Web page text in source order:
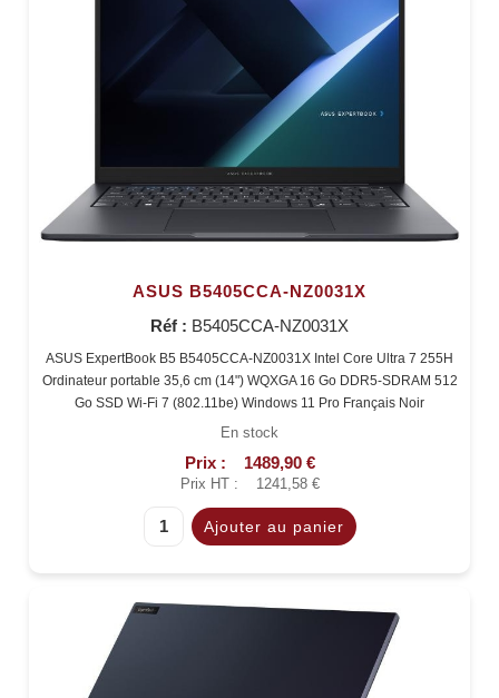
ASUS B5405CCA-NZ0031X
Réf : B5405CCA-NZ0031X
ASUS ExpertBook B5 B5405CCA-NZ0031X Intel Core Ultra 7 255H
Ordinateur portable 35,6 cm (14") WQXGA 16 Go DDR5-SDRAM 512
Go SSD Wi-Fi 7 (802.11be) Windows 11 Pro Français Noir
En stock
Prix : 1489,90 €
Prix HT : 1241,58 €